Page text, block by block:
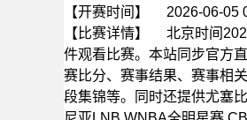
【开赛时间】
2026-06-05
【比赛详情】
北京时间
件观看比赛。本站同步官方
赛比分、赛事结果、赛事相
段集锦等。同时还提供尤塞